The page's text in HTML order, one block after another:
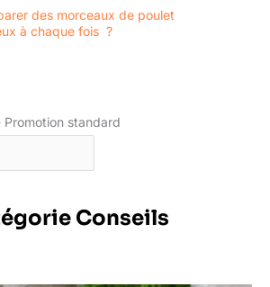
des morceaux de poulet
à chaque fois ?
Conseils